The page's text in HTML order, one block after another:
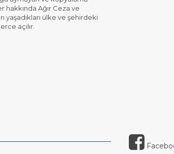
hakkında Ağır Ceza ve
yaşadıkları ülke ve şehirdeki
açılır.